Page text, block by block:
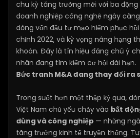
chu kỳ tăng trưởng mới với ba động
doanh nghiệp công nghệ ngày
dòng vốn đầu tư mạo hiểm phục
chỉnh 2022, và kỳ vọng nâng hạng
khoán. Đây là tín hiệu đáng chú ý
nhân đang tìm kiếm cơ hội dài hạn.
Bức tranh M&A đang thay đổi ra
Trong suốt hơn một thập kỷ qua,
Việt Nam chủ yếu chảy vào bất
dùng và công nghiệp — những
tăng trưởng kinh tế truyền thống.